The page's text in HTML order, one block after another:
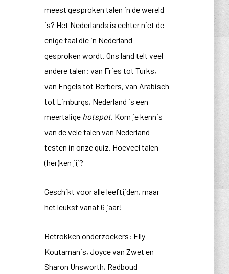
meest gesproken talen in de wereld
is? Het Nederlands is echter niet de
enige taal die in Nederland
gesproken wordt. Ons land telt veel
andere talen: van Fries tot Turks,
van Engels tot Berbers, van Arabisch
tot Limburgs, Nederland is een
meertalige hotspot. Kom je kennis
van de vele talen van Nederland
testen in onze quiz. Hoeveel talen
(her)ken jij?
Geschikt voor alle leeftijden, maar
het leukst vanaf 6 jaar!
Betrokken onderzoekers: Elly
Koutamanis, Joyce van Zwet en
Sharon Unsworth, Radboud